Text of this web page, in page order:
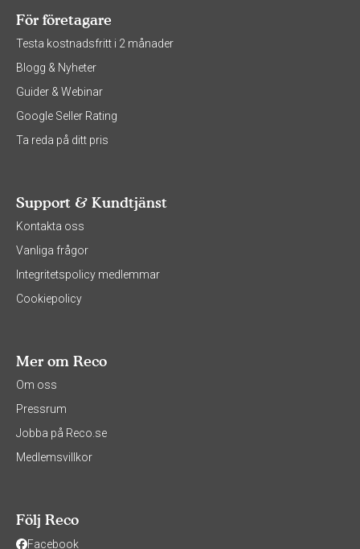
För företagare
Testa kostnadsfritt i 2 månader
Blogg & Nyheter
Guider & Webinar
Google Seller Rating
Ta reda på ditt pris
Support & Kundtjänst
Kontakta oss
Vanliga frågor
Integritetspolicy medlemmar
Cookiepolicy
Mer om Reco
Om oss
Pressrum
Jobba på Reco.se
Medlemsvillkor
Följ Reco
Facebook